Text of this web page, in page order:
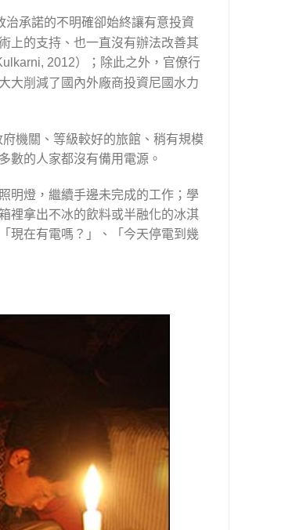
承諾的不明確卻始終讓有意投資
上的支持、也一直沒有辦法改善其
2012）；除此之外，官僚行
大削減了國內外廠商投資尼國水力
機關、等級較好的旅館、稍有規模
數的人家都沒有備用電源。
明燈，繼續手邊未完成的工作；學
裡拿出不冰的飲料或半融化的冰淇
現在有電嗎？」、「今天停電到幾